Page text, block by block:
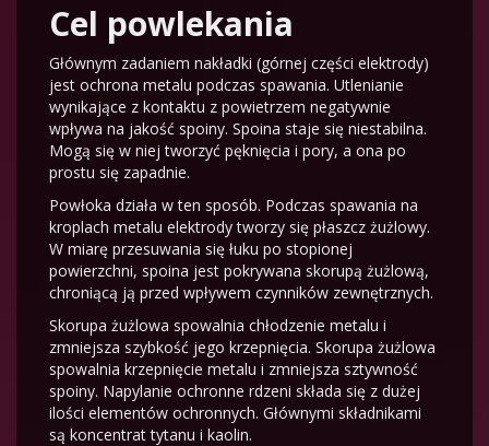
Cel powlekania
Głównym zadaniem nakładki (górnej części elektrody)
jest ochrona metalu podczas spawania. Utlenianie
wynikające z kontaktu z powietrzem negatywnie
wpływa na jakość spoiny. Spoina staje się niestabilna.
Mogą się w niej tworzyć pęknięcia i pory, a ona po
prostu się zapadnie.
Powłoka działa w ten sposób. Podczas spawania na
kroplach metalu elektrody tworzy się płaszcz żużlowy.
W miarę przesuwania się łuku po stopionej
powierzchni, spoina jest pokrywana skorupą żużlową,
chroniącą ją przed wpływem czynników zewnętrznych.
Skorupa żużlowa spowalnia chłodzenie metalu i
zmniejsza szybkość jego krzepnięcia. Skorupa żużlowa
spowalnia krzepnięcie metalu i zmniejsza sztywność
spoiny. Napylanie ochronne rdzeni składa się z dużej
ilości elementów ochronnych. Głównymi składnikami
są koncentrat tytanu i kaolin.